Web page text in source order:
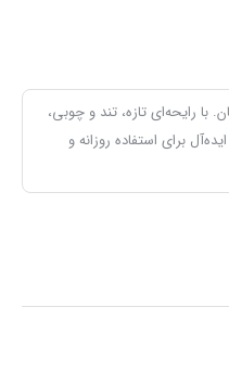
با رایحه‌ای تازه، تند و چوبی،
برای استفاده روزانه و